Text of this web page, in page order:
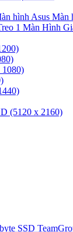
hình Asus Màn
1 Màn Hình
(5120 x 2160)
SSD